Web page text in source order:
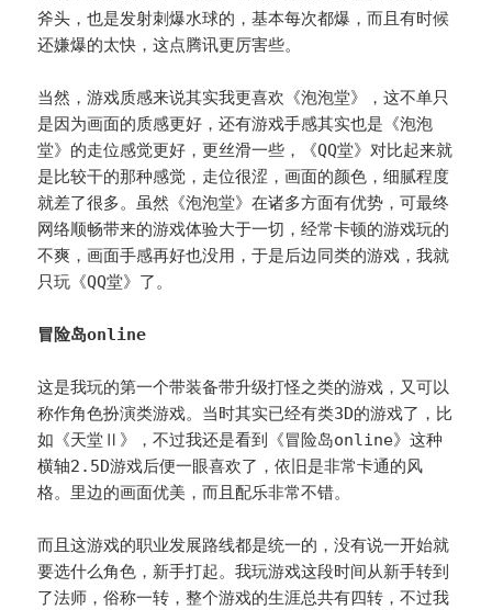
斧头，也是发射刺爆水球的，基本每次都爆，而且有时候
还嫌爆的太快，这点腾讯更厉害些。
当然，游戏质感来说其实我更喜欢《泡泡堂》，这不单只
是因为画面的质感更好，还有游戏手感其实也是《泡泡
堂》的走位感觉更好，更丝滑一些，《QQ堂》对比起来就
是比较干的那种感觉，走位很涩，画面的颜色，细腻程度
就差了很多。虽然《泡泡堂》在诸多方面有优势，可最终
网络顺畅带来的游戏体验大于一切，经常卡顿的游戏玩的
不爽，画面手感再好也没用，于是后边同类的游戏，我就
只玩《QQ堂》了。
冒险岛online
这是我玩的第一个带装备带升级打怪之类的游戏，又可以
称作角色扮演类游戏。当时其实已经有类3D的游戏了，比
如《天堂Ⅱ》，不过我还是看到《冒险岛online》这种
横轴2.5D游戏后便一眼喜欢了，依旧是非常卡通的风
格。里边的画面优美，而且配乐非常不错。
而且这游戏的职业发展路线都是统一的，没有说一开始就
要选什么角色，新手打起。我玩游戏这段时间从新手转到
了法师，俗称一转，整个游戏的生涯总共有四转，不过我